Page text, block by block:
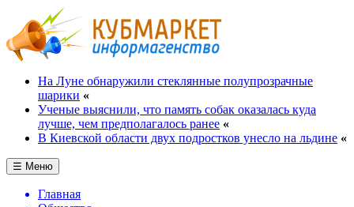
На Луне обнаружили стеклянные полупрозрачные
шарики «
Ученые выяснили, что память собак оказалась куда
лучше, чем предполагалось ранее «
В Киевской области двух подростков унесло на льдине «
☰ Меню
Главная